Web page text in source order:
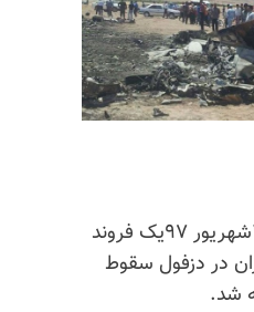
صبح امروز یکشنبه ۴شهریور ۹۷یک فروند
ایران در دزفول سقوط
شد.